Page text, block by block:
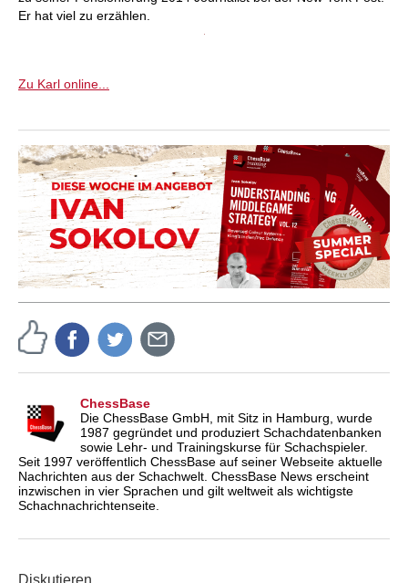
Er hat viel zu erzählen.
Zu Karl online...
ChessBase
Die ChessBase GmbH, mit Sitz in Hamburg, wurde
1987 gegründet und produziert Schachdatenbanken
sowie Lehr- und Trainingskurse für Schachspieler.
Seit 1997 veröffentlich ChessBase auf seiner Webseite aktuelle
Nachrichten aus der Schachwelt. ChessBase News erscheint
inzwischen in vier Sprachen und gilt weltweit als wichtigste
Schachnachrichtenseite.